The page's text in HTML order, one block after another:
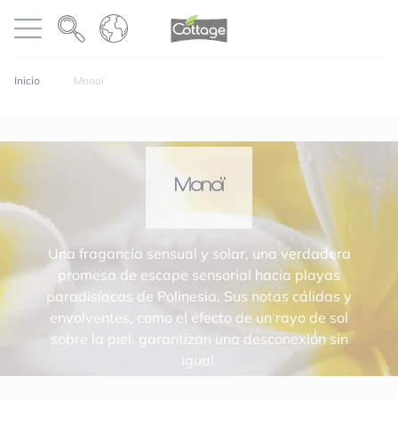
abrir menú COTTAGE
Inicio Monoï
Monoï
Una fragancia sensual y solar, una verdadera
promesa de escape sensorial hacia playas
paradisíacas de Polinesia. Sus notas cálidas y
envolventes, como el efecto de un rayo de sol
sobre la piel, garantizan una desconexión sin
igual.